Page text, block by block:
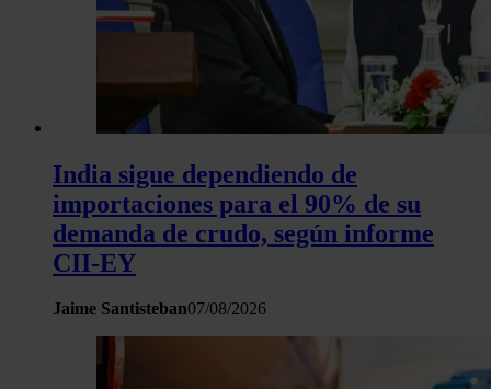
India sigue dependiendo de
importaciones para el 90% de su
demanda de crudo, según informe
CII-EY
Jaime Santisteban07/08/2026